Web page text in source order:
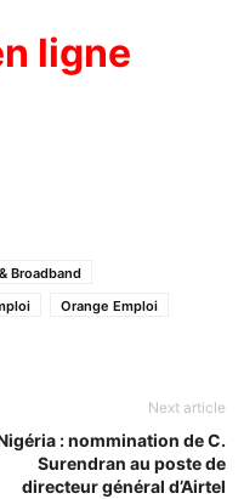
ligne
Broadband
Orange Emploi
Next article
: nommination de C.
Surendran au poste de
directeur général d’Airtel